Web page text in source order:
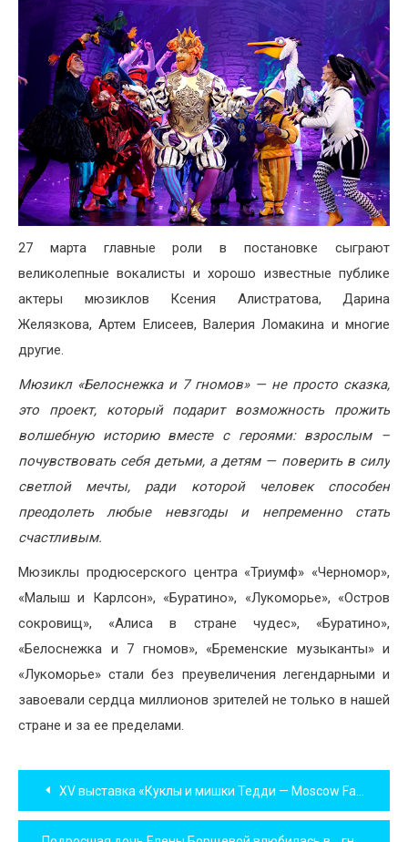
27 марта главные роли в постановке сыграют
великолепные вокалисты и хорошо известные публике
актеры мюзиклов Ксения Алистратова, Дарина
Желязкова, Артем Елисеев, Валерия Ломакина и многие
другие.
Мюзикл «Белоснежка и 7 гномов» — не просто сказка,
это проект, который подарит возможность прожить
волшебную историю вместе с героями: взрослым –
почувствовать себя детьми, а детям — поверить в силу
светлой мечты, ради которой человек способен
преодолеть любые невзгоды и непременно стать
счастливым.
Мюзиклы продюсерского центра «Триумф» «Черномор»,
«Малыш и Карлсон», «Буратино», «Лукоморье», «Остров
сокровищ», «Алиса в стране чудес», «Буратино»,
«Белоснежка и 7 гномов», «Бременские музыканты» и
«Лукоморье» стали без преувеличения легендарными и
завоевали сердца миллионов зрителей не только в нашей
стране и за ее пределами.
Навигация
по
XV выставка «Куклы и мишки Тедди — Moscow Fair» на Тишинке